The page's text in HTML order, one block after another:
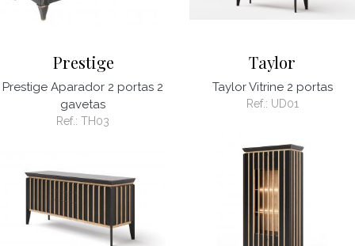
Prestige
Prestige Aparador 2 portas 2
gavetas
Ref.: TH03
Taylor
Taylor Vitrine 2 portas
Ref.: UD01